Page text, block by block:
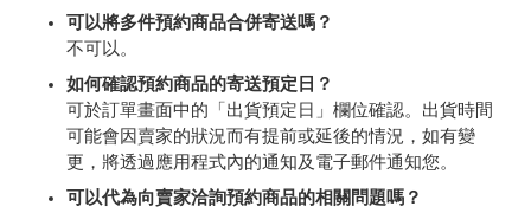
可以將多件預約商品合併寄送嗎？
不可以。
如何確認預約商品的寄送預定日？
可於訂單畫面中的「出貨預定日」欄位確認。出貨時間
可能會因賣家的狀況而有提前或延後的情況，如有變
更，將透過應用程式內的通知及電子郵件通知您。
可以代為向賣家洽詢預約商品的相關問題嗎？